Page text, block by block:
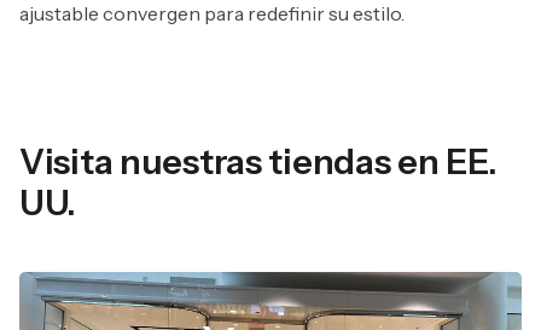
ajustable convergen para redefinir su estilo.
Visita nuestras tiendas en EE.
UU.